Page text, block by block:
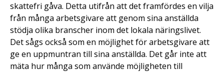
skattefri gåva. Detta utifrån att det framfördes en vilja
från många arbetsgivare att genom sina anställda
stödja olika branscher inom det lokala näringslivet.
Det sågs också som en möjlighet för arbetsgivare att
ge en uppmuntran till sina anställda. Det går inte att
mäta hur många som använde möjligheten till